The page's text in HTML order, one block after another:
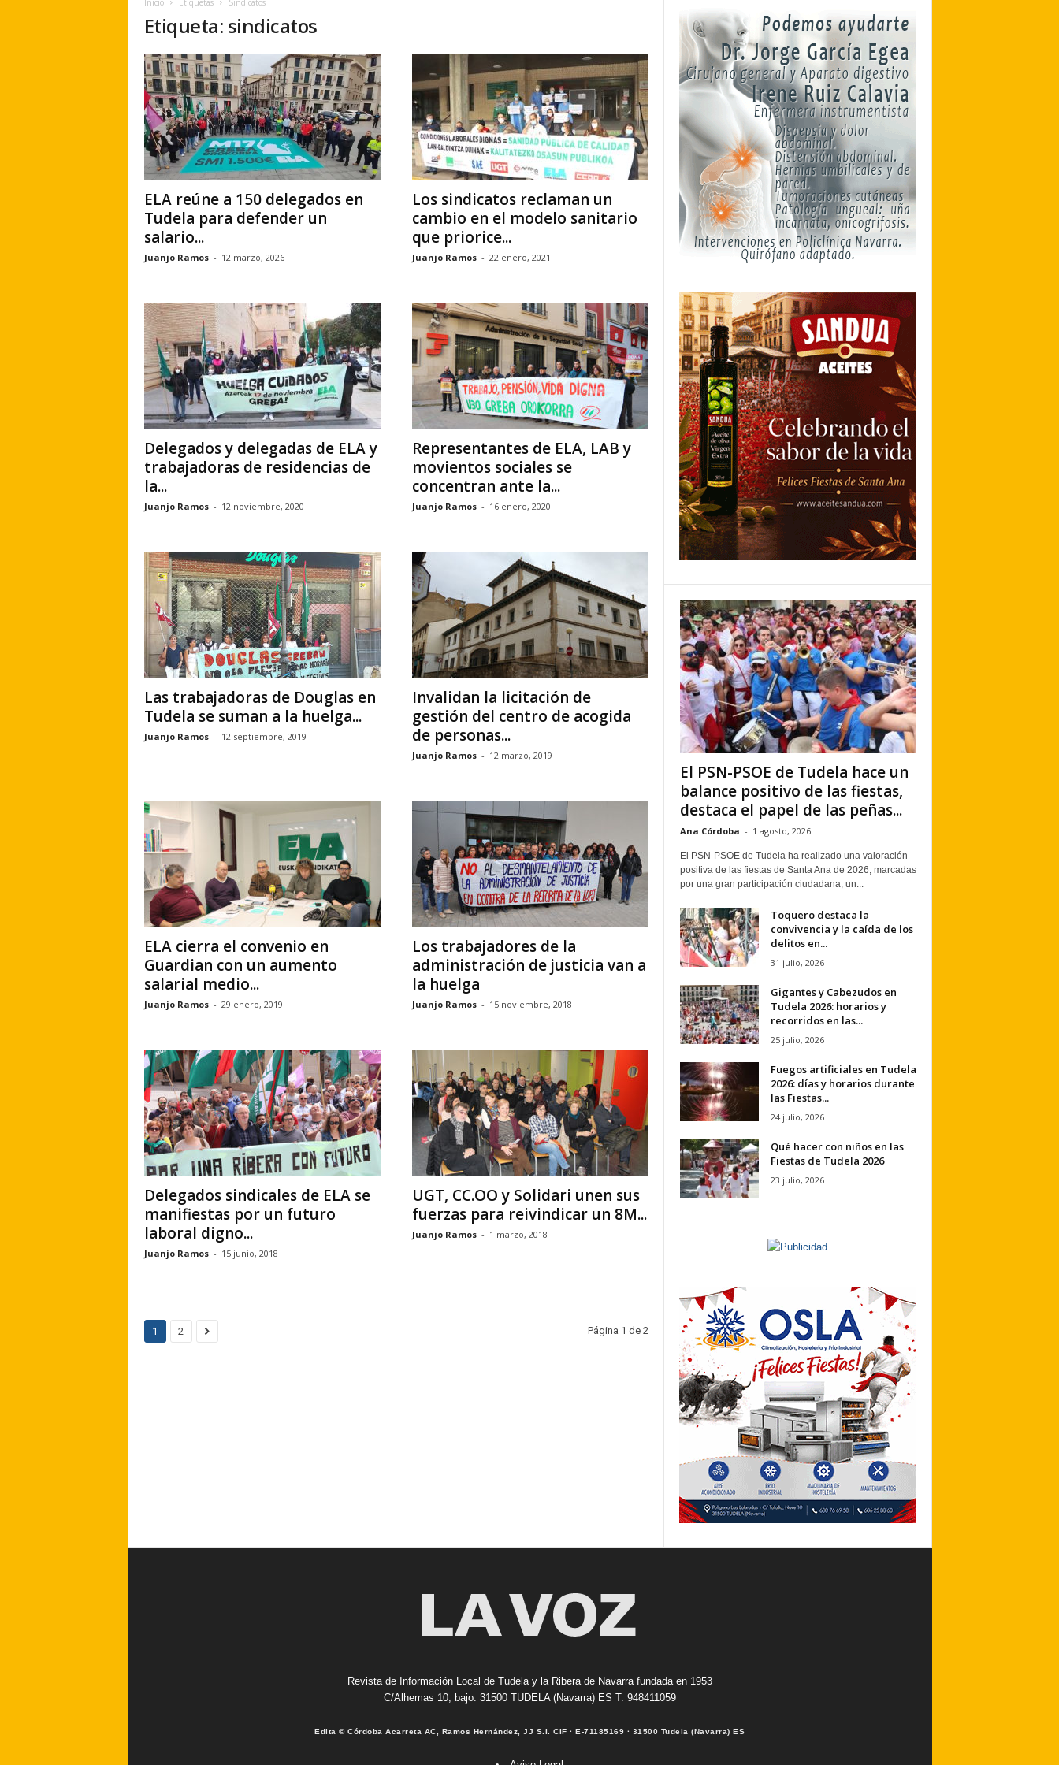
Inicio Etiquetas Sindicatos
Etiqueta: sindicatos
ELA reúne a 150 delegados en
Tudela para defender un
salario...
Juanjo Ramos - 12 marzo, 2026
Los sindicatos reclaman un
cambio en el modelo sanitario
que priorice...
Juanjo Ramos - 22 enero, 2021
Delegados y delegadas de ELA y
trabajadoras de residencias de
la...
Juanjo Ramos - 12 noviembre, 2020
Representantes de ELA, LAB y
movientos sociales se
concentran ante la...
Juanjo Ramos - 16 enero, 2020
Las trabajadoras de Douglas en
Tudela se suman a la huelga...
Juanjo Ramos - 12 septiembre, 2019
Invalidan la licitación de
gestión del centro de acogida
de personas...
Juanjo Ramos - 12 marzo, 2019
ELA cierra el convenio en
Guardian con un aumento
salarial medio...
Juanjo Ramos - 29 enero, 2019
Los trabajadores de la
administración de justicia van a
la huelga
Juanjo Ramos - 15 noviembre, 2018
Delegados sindicales de ELA se
manifiestas por un futuro
laboral digno...
Juanjo Ramos - 15 junio, 2018
UGT, CC.OO y Solidari unen sus
fuerzas para reivindicar un 8M...
Juanjo Ramos - 1 marzo, 2018
1 2 Página 1 de 2
El PSN-PSOE de Tudela hace un
balance positivo de las fiestas,
destaca el papel de las peñas...
Ana Córdoba - 1 agosto, 2026
El PSN-PSOE de Tudela ha realizado una valoración
positiva de las fiestas de Santa Ana de 2026, marcadas
por una gran participación ciudadana, un...
Toquero destaca la
convivencia y la caída de los
delitos en...
31 julio, 2026
Gigantes y Cabezudos en
Tudela 2026: horarios y
recorridos en las...
25 julio, 2026
Fuegos artificiales en Tudela
2026: días y horarios durante
las Fiestas...
24 julio, 2026
Qué hacer con niños en las
Fiestas de Tudela 2026
23 julio, 2026
Revista de Información Local de Tudela y la Ribera de Navarra fundada en 1953
C/Alhemas 10, bajo. 31500 TUDELA (Navarra) ES T. 948411059
Edita © Córdoba Acarreta AC, Ramos Hernández, JJ S.I. CIF · E-71185169 · 31500 Tudela (Navarra) ES